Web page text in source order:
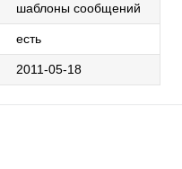
шаблоны сообщений
есть
2011-05-18